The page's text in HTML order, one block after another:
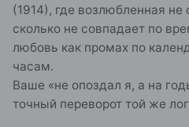
(1914), где возлюбленная не
сколько не совпадает по
любовь как промах по
часам.
Ваше «не опоздал я, а на
точный переворот той же